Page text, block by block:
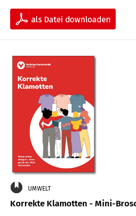
UMWELT
Korrekte Klamotten - Mini-